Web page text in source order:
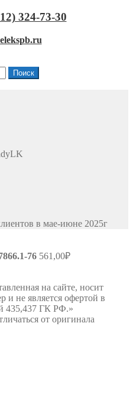
324-73-30
elekspb.ru
Поиск
в мае-июне 2025г
76 561,00₽
на сайте, носит
и не является офертой в
435,437 ГК РФ.»
от оригинала